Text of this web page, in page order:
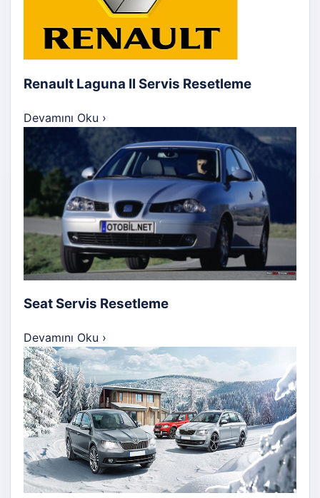
Renault Laguna II Servis Resetleme
Devamını Oku ›
Seat Servis Resetleme
Devamını Oku ›